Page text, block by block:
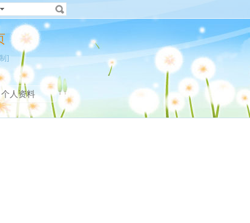
]
个人资料